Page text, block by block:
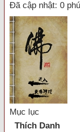
Đã cập nhật: 0
Mục lục
Thích Danh